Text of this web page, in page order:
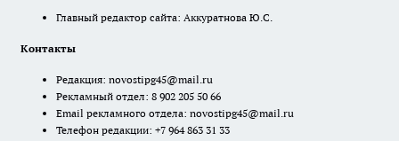
Главный редактор сайта: Аккуратнова Ю.С.
Контакты
Редакция: novostipg45@mail.ru
Рекламный отдел: 8 902 205 50 66
Email рекламного отдела: novostipg45@mail.ru
Телефон редакции: +7 964 863 31 33